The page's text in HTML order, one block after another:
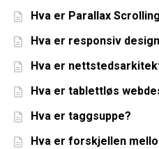
Hva er Parallax
Hva er responsiv
Hva er
Hva er tablettløs
Hva er taggsuppe?
Hva er forskjellen